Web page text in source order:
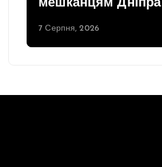
мешканцям Дніпра
7 Серпня, 2026